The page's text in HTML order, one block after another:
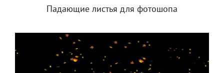
Падающие листья для фотошопа